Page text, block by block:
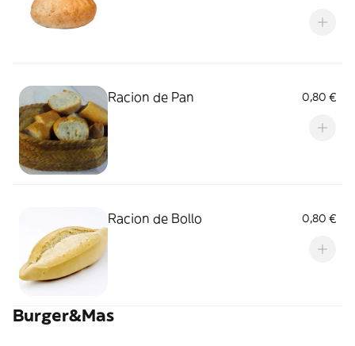
Racion de Pan 0,80 €
Racion de Bollo 0,80 €
Burger&Mas